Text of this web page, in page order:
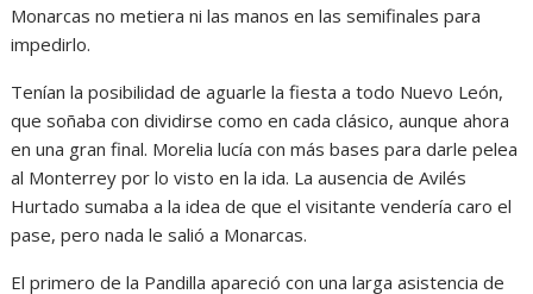
Monarcas no metiera ni las manos en las semifinales para
impedirlo.
Tenían la posibilidad de aguarle la fiesta a todo Nuevo León,
que soñaba con dividirse como en cada clásico, aunque ahora
en una gran final. Morelia lucía con más bases para darle pelea
al Monterrey por lo visto en la ida. La ausencia de Avilés
Hurtado sumaba a la idea de que el visitante vendería caro el
pase, pero nada le salió a Monarcas.
El primero de la Pandilla apareció con una larga asistencia de